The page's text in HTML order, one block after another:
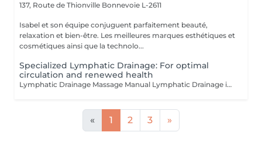
137, Route de Thionville Bonnevoie L-2611
Isabel et son équipe conjuguent parfaitement beauté,
relaxation et bien-être. Les meilleures marques esthétiques et
cosmétiques ainsi que la technolo...
Specialized Lymphatic Drainage: For optimal
circulation and renewed health
Lymphatic Drainage Massage Manual Lymphatic Drainage is a gentle massage technique aimed at reducing water retention, stimulating lymphatic circulation, and detoxifying the body. It helps to reduce cellulite, reshape the body, and strengthen the immune system. Benefits: Reduction of Water Retention: Relieves swelling and promotes optimal body balance. Stimulation of Lymphatic Circulation: Helps eliminate waste and toxins from the body. Detoxification: Contributes to a healthier immune system. Reduction of Cellulite: Smooths and tones the skin. Body Reshaping: Improves overall appearance and redefines body contours. Post-Operative Relief: Reduces edema and accelerates healing. Relief for Heavy Legs: Alleviates the sensation of heaviness and fatigue in the legs. The technique involves light, rhythmic movements applied towards the heart to encourage lymphatic drainage. It is a non-invasive, relaxing, and effective method. Recommended For: Swelling and edema Cellulite Post-operative swelling Heavy and tired legs Chronic fatigue Weakened immune system Detoxification needs Certified Practitioners: Carla Fatima Lisete Marie Francesca Treat yourself to a moment of purification and lightness, because no one deserves to care for their body more than you.
« 1 2 3 »